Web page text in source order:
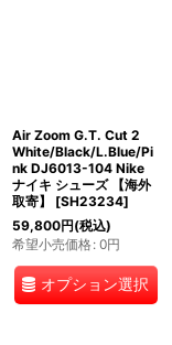
Air Zoom G.T. Cut 2
White/Black/L.Blue/Pi
nk DJ6013-104 Nike
ナイキ シューズ 【海外
取寄】
[SH23234]
59,800円(税込)
希望小売価格: 0円
オプション選択